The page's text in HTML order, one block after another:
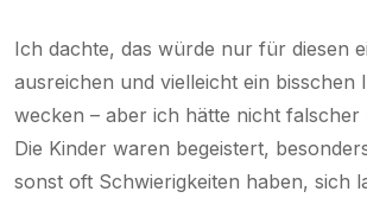
Ich dachte, das würde nur für diesen
ausreichen und vielleicht ein bisschen
wecken – aber ich hätte nicht falscher
Die Kinder waren begeistert,
sonst oft Schwierigkeiten haben, sich